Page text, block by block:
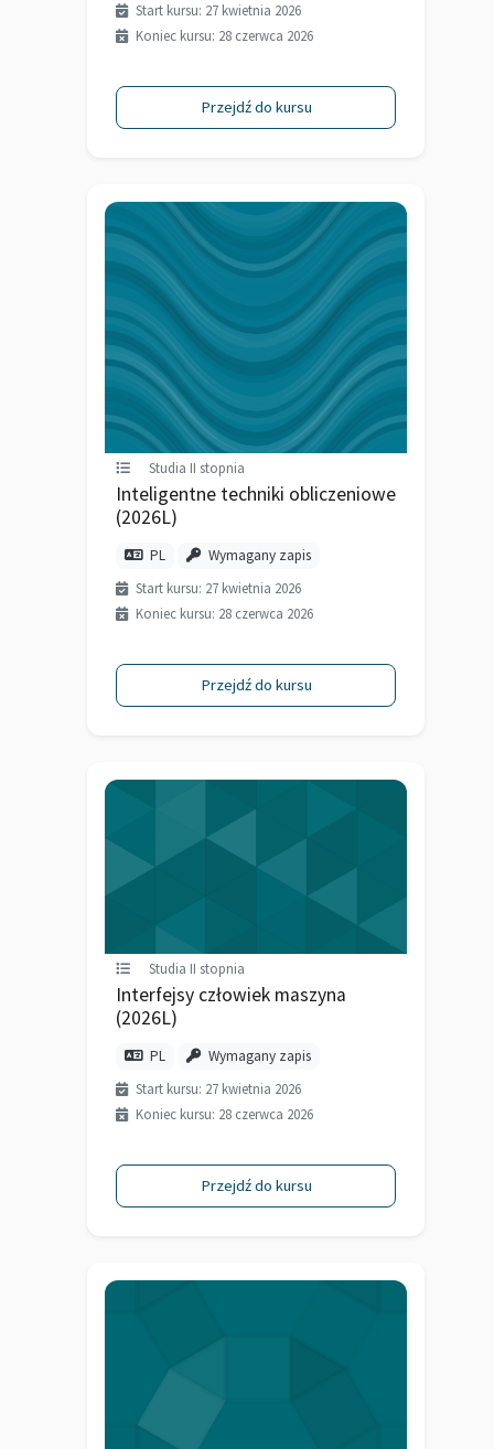
Start kursu: 27 kwietnia 2026
Koniec kursu: 28 czerwca 2026
Przejdź do kursu
Studia II stopnia
Inteligentne techniki obliczeniowe
(2026L)
PL Wymagany zapis
Start kursu: 27 kwietnia 2026
Koniec kursu: 28 czerwca 2026
Przejdź do kursu
Studia II stopnia
Interfejsy człowiek maszyna
(2026L)
PL Wymagany zapis
Start kursu: 27 kwietnia 2026
Koniec kursu: 28 czerwca 2026
Przejdź do kursu